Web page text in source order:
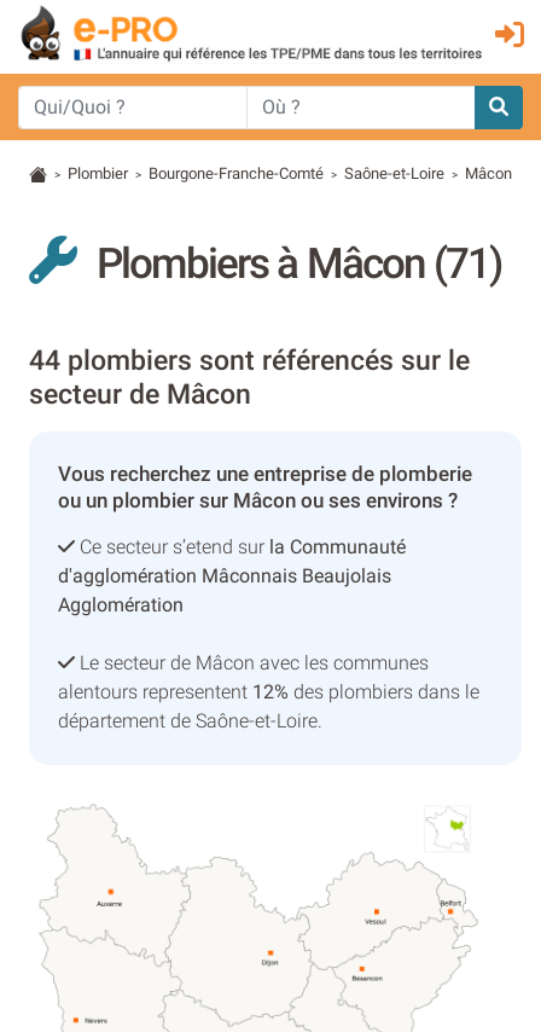
> Plombier > Bourgone-Franche-Comté > Saône-et-Loire > Mâcon
Plombiers à Mâcon (71)
44 plombiers sont référencés sur le
secteur de Mâcon
Vous recherchez une entreprise de plomberie
ou un plombier sur Mâcon ou ses environs ?
Ce secteur s’etend sur la Communauté
d'agglomération Mâconnais Beaujolais
Agglomération
Le secteur de Mâcon avec les communes
alentours representent 12% des plombiers dans le
département de Saône-et-Loire.